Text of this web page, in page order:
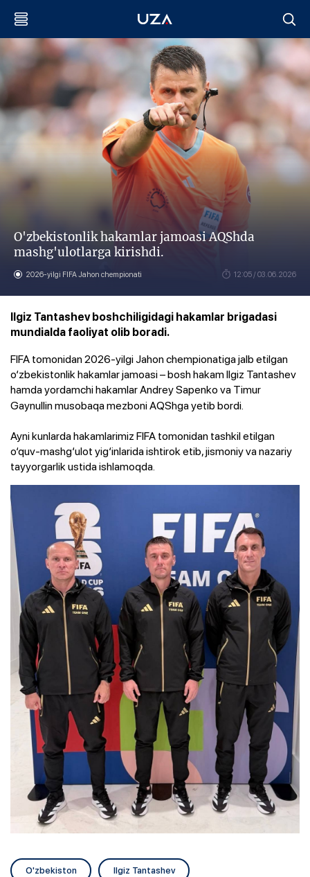
O'zbekistonlik hakamlar jamoasi AQShda
mashg'ulotlarga kirishdi.
2026-yilgi FIFA Jahon chempionati 12:05 / 03.06.2026
Ilgiz Tantashev boshchiligidagi hakamlar brigadasi
mundialda faoliyat olib boradi.
FIFA tomonidan 2026-yilgi Jahon chempionatiga jalb etilgan
o‘zbekistonlik hakamlar jamoasi – bosh hakam Ilgiz Tantashev
hamda yordamchi hakamlar AndreySapenko va Timur
Gaynullin musobaqa mezboni AQShga yetib bordi.
Ayni kunlarda hakamlarimiz FIFA tomonidan tashkil etilgan
o‘quv-mashg‘ulot yig‘inlarida ishtirok etib, jismoniy va nazariy
tayyorgarlik ustida ishlamoqda.
O'zbekiston Ilgiz Tantashev